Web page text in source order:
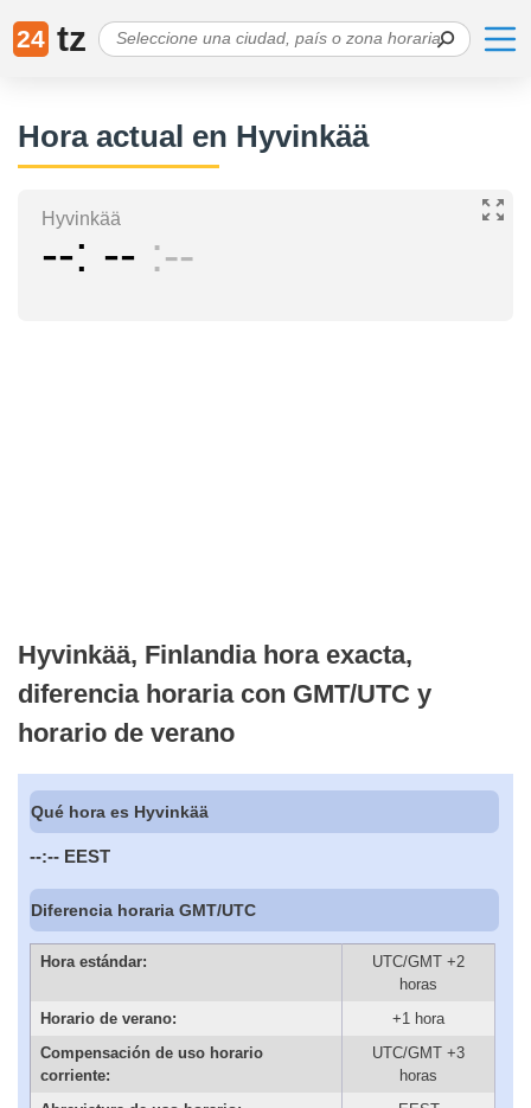
24 tz
Hora actual en Hyvinkää
Hyvinkää
-- -- --
Hyvinkää, Finlandia hora exacta,
diferencia horaria con GMT/UTC y
horario de verano
Qué hora es Hyvinkää
--:-- EEST
Diferencia horaria GMT/UTC
Hora estándar:
UTC/GMT +2
horas
Horario de verano:
+1 hora
Compensación de uso horario
corriente:
UTC/GMT +3
horas